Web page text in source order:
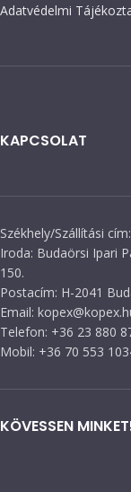
Adatvédelmi
KAPCSOLAT
Székhely/Szállítási
Iroda: Budaörsi Ipari
150.
Postacím: H-2041
Email:
Telefon: +36 23 880
Mobil: +36 70 553
KÖVESSEN